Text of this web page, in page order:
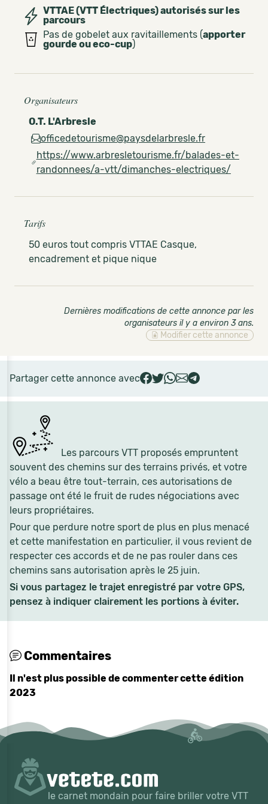
Les parcours VTT proposés empruntent
souvent des chemins sur des terrains privés, et votre
vélo a beau être tout-terrain, ces autorisations de
passage ont été le fruit de rudes négociations avec
leurs propriétaires.
Pour que perdure notre sport de plus en plus menacé
et cette manifestation en particulier, il vous revient de
respecter ces accords et de ne pas rouler dans ces
chemins sans autorisation après le 25 juin.
Si vous partagez le trajet enregistré par votre GPS,
pensez à indiquer clairement les portions à éviter.
VTTAE (VTT Électriques) autorisés sur les
parcours
Pas de gobelet aux ravitaillements (apporter
gourde ou eco-cup)
Organisateurs
O.T. L'Arbresle
officedetourisme@paysdelarbresle.fr
https://www.arbresletourisme.fr/balades-et-
randonnees/a-vtt/dimanches-electriques/
Tarifs
50 euros tout compris VTTAE Casque,
encadrement et pique nique
Dernières modifications de cette annonce par les
organisateurs il y a environ 3 ans.
Modifier cette annonce
Partager cette annonce avec
Commentaires
Il n'est plus possible de commenter cette édition
2023
le carnet mondain pour faire briller votre VTT